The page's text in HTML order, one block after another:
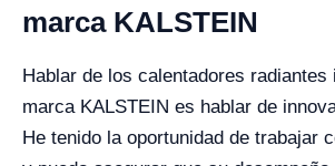
marca KALSTEIN
Hablar de los calentadores radiantes
marca KALSTEIN es hablar de
He tenido la oportunidad de trabajar